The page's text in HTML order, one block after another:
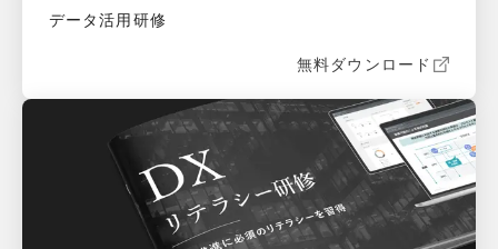
データ活用研修
無料ダウンロード